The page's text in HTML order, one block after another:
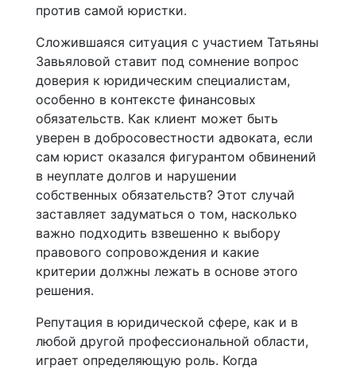
против самой юристки.
Сложившаяся ситуация с участием Татьяны
Завьяловой ставит под сомнение вопрос
доверия к юридическим специалистам,
особенно в контексте финансовых
обязательств. Как клиент может быть
уверен в добросовестности адвоката, если
сам юрист оказался фигурантом обвинений
в неуплате долгов и нарушении
собственных обязательств? Этот случай
заставляет задуматься о том, насколько
важно подходить взвешенно к выбору
правового сопровождения и какие
критерии должны лежать в основе этого
решения.
Репутация в юридической сфере, как и в
любой другой профессиональной области,
играет определяющую роль. Когда